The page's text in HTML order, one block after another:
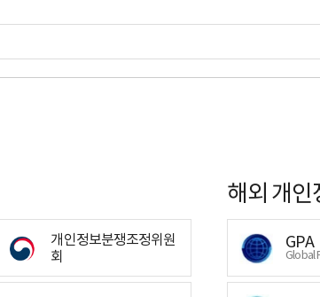
개인정보분쟁조정위원
회
해외 개인
GPA
Global